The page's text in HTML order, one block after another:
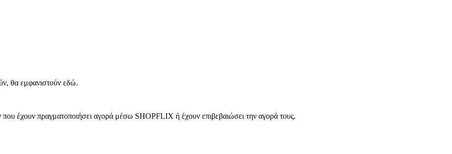
θα εμφανιστούν εδώ.
που έχουν πραγματοποιήσει αγορά μέσω SHOPFLIX ή έχουν επιβεβαιώσει την αγορά τους.